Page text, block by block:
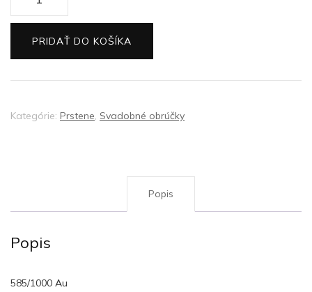
Zlatý
PRIDAŤ DO KOŠÍKA
Kategórie: Prstene, Svadobné obrúčky
Popis
Popis
585/1000 Au